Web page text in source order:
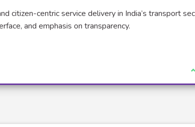
citizen-centric service delivery in India’s transport
and emphasis on transparency.